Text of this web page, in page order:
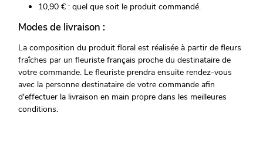
10,90 € : quel que soit le produit commandé.
Modes de livraison :
La composition du produit floral est réalisée à partir de fleurs
fraîches par un fleuriste français proche du destinataire de
votre commande. Le fleuriste prendra ensuite rendez-vous
avec la personne destinataire de votre commande afin
d'effectuer la livraison en main propre dans les meilleures
conditions.